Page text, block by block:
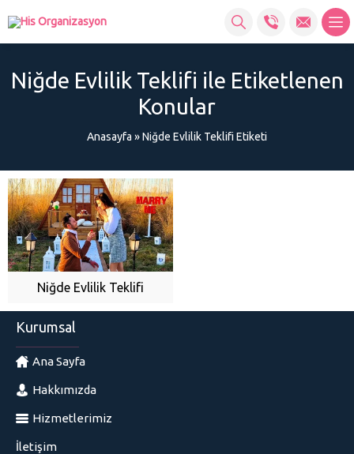
Niğde Evlilik Teklifi ile Etiketlenen
Konular
Anasayfa »Niğde Evlilik Teklifi Etiketi
Niğde Evlilik Teklifi
Kurumsal
Ana Sayfa
Hakkımızda
Hizmetlerimiz
İletişim